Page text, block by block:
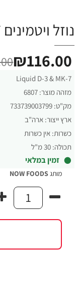
נוזל ויטמינים D-3 MK-7 תכולה 30 מ"ל - מבית NOW FOODS
Liquid D-3 & MK-7
מזהה מוצר: 6807
מק"ט: 733739003799
ארץ ייצור: ארה"ב
כשרות: אין כשרות
תכולה: 30 מ"ל
זמין במלאי
₪116.00
מותגNOW FOODS